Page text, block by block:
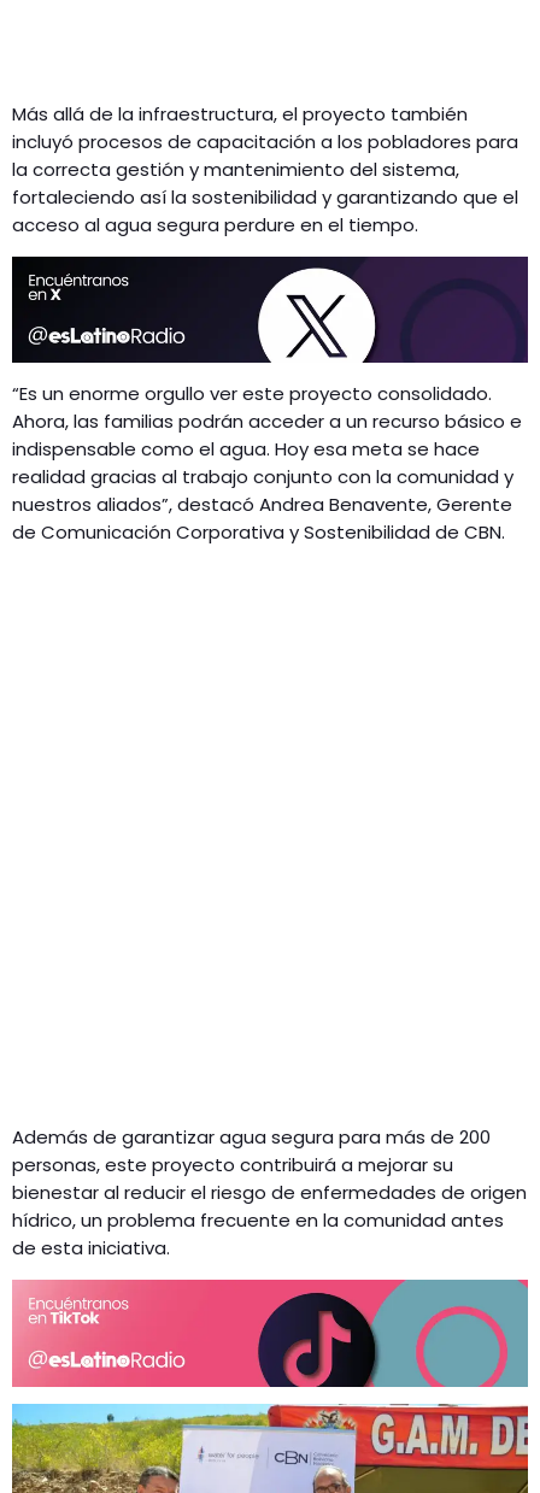
Más allá de la infraestructura, el proyecto también
incluyó procesos de capacitación a los pobladores para
la correcta gestión y mantenimiento del sistema,
fortaleciendo así la sostenibilidad y garantizando que el
acceso al agua segura perdure en el tiempo.
“Es un enorme orgullo ver este proyecto consolidado.
Ahora, las familias podrán acceder a un recurso básico e
indispensable como el agua. Hoy esa meta se hace
realidad gracias al trabajo conjunto con la comunidad y
nuestros aliados”, destacó Andrea Benavente, Gerente
de Comunicación Corporativa y Sostenibilidad de CBN.
Además de garantizar agua segura para más de 200
personas, este proyecto contribuirá a mejorar su
bienestar al reducir el riesgo de enfermedades de origen
hídrico, un problema frecuente en la comunidad antes
de esta iniciativa.